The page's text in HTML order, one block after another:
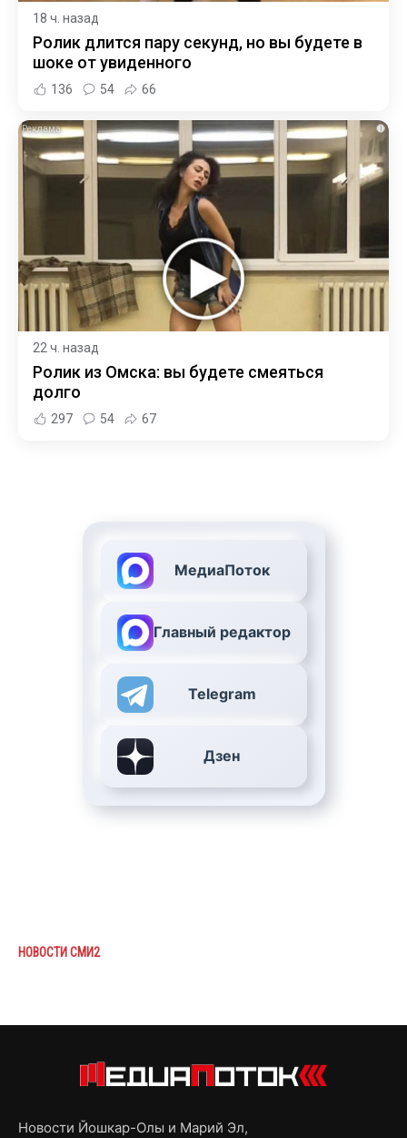
18 ч. назад
Ролик длится пару секунд, но вы будете в
шоке от увиденного
136 54 66
i
22 ч. назад
Ролик из Омска: вы будете смеяться
долго
297 54 67
МедиаПоток
Главный редактор
Telegram
Дзен
НОВОСТИ СМИ2
Новости Йошкар-Олы и Марий Эл,